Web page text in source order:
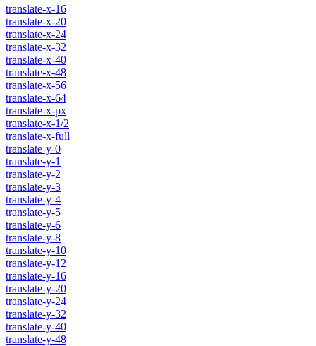
translate-x-16
translate-x-20
translate-x-24
translate-x-32
translate-x-40
translate-x-48
translate-x-56
translate-x-64
translate-x-px
translate-x-1/2
translate-x-full
translate-y-0
translate-y-1
translate-y-2
translate-y-3
translate-y-4
translate-y-5
translate-y-6
translate-y-8
translate-y-10
translate-y-12
translate-y-16
translate-y-20
translate-y-24
translate-y-32
translate-y-40
translate-y-48